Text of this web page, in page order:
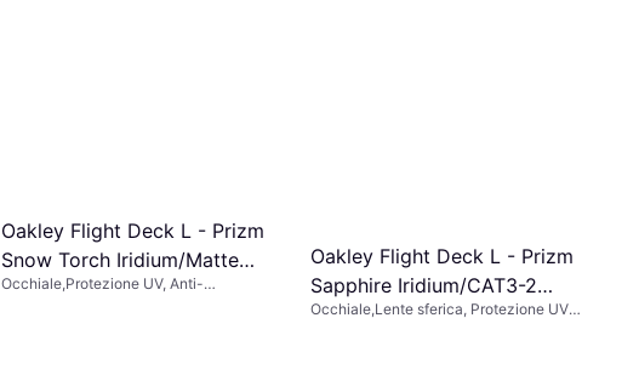
Oakley Flight Deck L - Prizm
Snow Torch Iridium/Matte
Black
Occhiale,Protezione UV, Anti-
Oakley Flight Deck L - Prizm
Sapphire Iridium/CAT3-2
Matte Black
Occhiale,Lente sferica, Protezione UV,